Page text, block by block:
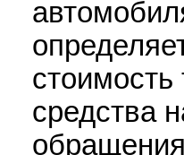
стоимость
средства